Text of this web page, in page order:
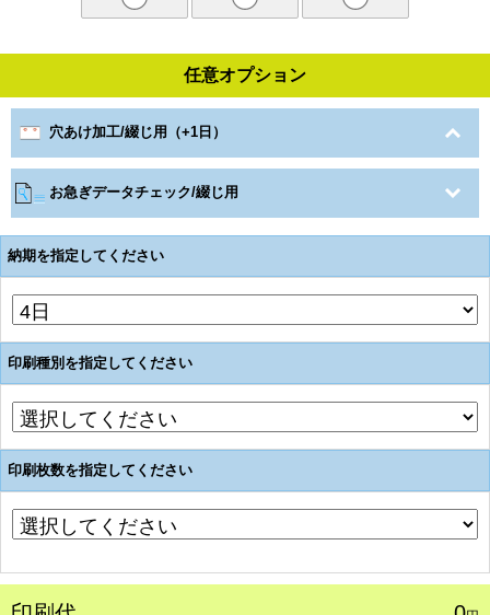
任意オプション
穴あけ加工/綴じ用（+1日）
お急ぎデータチェック/綴じ用
納期を指定してください
印刷種別を指定してください
印刷枚数を指定してください